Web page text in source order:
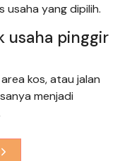
yang dipilih.
usaha pinggir
kos, atau jalan
menjadi